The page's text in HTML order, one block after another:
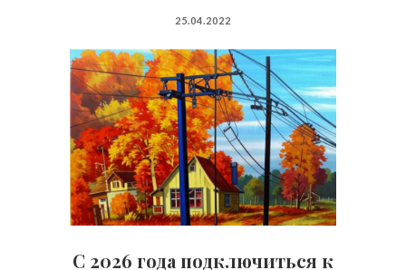
25.04.2022
С 2026 года подключиться к